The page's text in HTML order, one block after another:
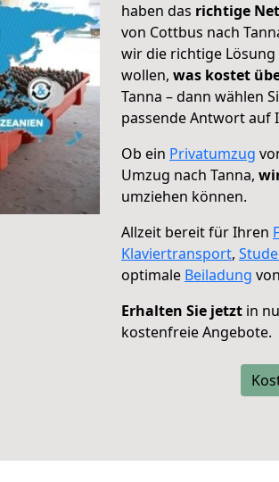
haben das richtige
von Cottbus nach
wir die richtige Lösung
wollen, was kostet
Tanna – dann wählen
passende Antwort auf
Ob ein Privatumzug
Umzug nach Tanna,
umziehen können.
Allzeit bereit für Ihren
Klaviertransport,
optimale Beiladung
Erhalten Sie jetzt in
kostenfreie Angebote.